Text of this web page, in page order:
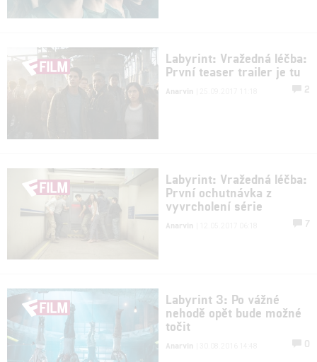
Labyrint: Vražedná léčba:
První teaser trailer je tu
Anarvin 2
Labyrint: Vražedná léčba:
První ochutnávka z
vyvrcholení série
Anarvin 7
Labyrint 3: Po vážné
nehodě opět bude možné
točit
Anarvin 0